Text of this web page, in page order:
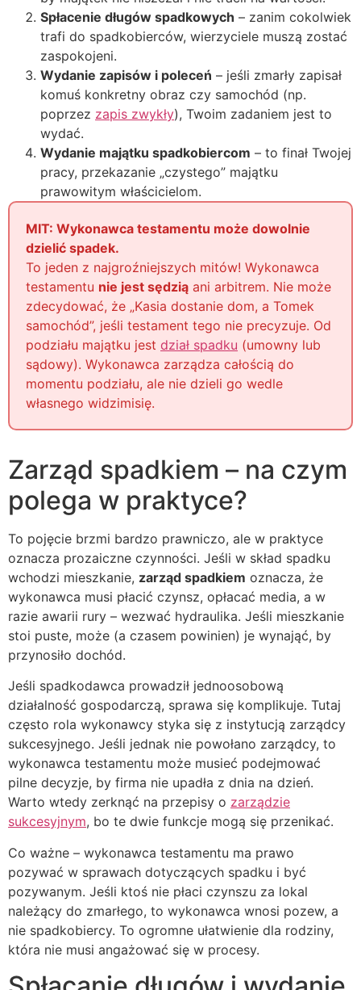
Spłacenie długów spadkowych – zanim cokolwiek
trafi do spadkobierców, wierzyciele muszą zostać
zaspokojeni.
Wydanie zapisów i poleceń – jeśli zmarły zapisał
komuś konkretny obraz czy samochód (np.
poprzez zapis zwykły), Twoim zadaniem jest to
wydać.
Wydanie majątku spadkobiercom – to finał Twojej
pracy, przekazanie „czystego” majątku
prawowitym właścicielom.
MIT: Wykonawca testamentu może dowolnie
dzielić spadek.
To jeden z najgroźniejszych mitów! Wykonawca
testamentu nie jest sędzią ani arbitrem. Nie może
zdecydować, że „Kasia dostanie dom, a Tomek
samochód”, jeśli testament tego nie precyzuje. Od
podziału majątku jest dział spadku (umowny lub
sądowy). Wykonawca zarządza całością do
momentu podziału, ale nie dzieli go wedle
własnego widzimisię.
Zarząd spadkiem – na czym
polega w praktyce?
To pojęcie brzmi bardzo prawniczo, ale w praktyce
oznacza prozaiczne czynności. Jeśli w skład spadku
wchodzi mieszkanie, zarząd spadkiem oznacza, że
wykonawca musi płacić czynsz, opłacać media, a w
razie awarii rury – wezwać hydraulika. Jeśli mieszkanie
stoi puste, może (a czasem powinien) je wynająć, by
przynosiło dochód.
Jeśli spadkodawca prowadził jednoosobową
działalność gospodarczą, sprawa się komplikuje. Tutaj
często rola wykonawcy styka się z instytucją zarządcy
sukcesyjnego. Jeśli jednak nie powołano zarządcy, to
wykonawca testamentu może musieć podejmować
pilne decyzje, by firma nie upadła z dnia na dzień.
Warto wtedy zerknąć na przepisy o zarządzie
sukcesyjnym, bo te dwie funkcje mogą się przenikać.
Co ważne – wykonawca testamentu ma prawo
pozywać w sprawach dotyczących spadku i być
pozywanym. Jeśli ktoś nie płaci czynszu za lokal
należący do zmarłego, to wykonawca wnosi pozew, a
nie spadkobiercy. To ogromne ułatwienie dla rodziny,
która nie musi angażować się w procesy.